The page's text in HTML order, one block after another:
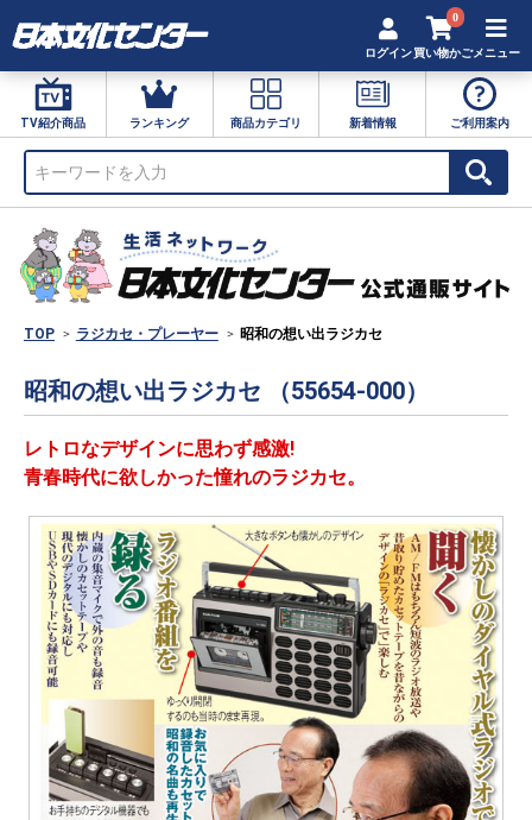
ログイン
0
買い物かごメニュー
TV紹介商品 ランキング 商品カテゴリ 新着情報 ご利用案内
TOP ラジカセ・プレーヤー 昭和の想い出ラジカセ
昭和の想い出ラジカセ （55654-000）
レトロなデザインに思わず感激!
青春時代に欲しかった憧れのラジカセ。